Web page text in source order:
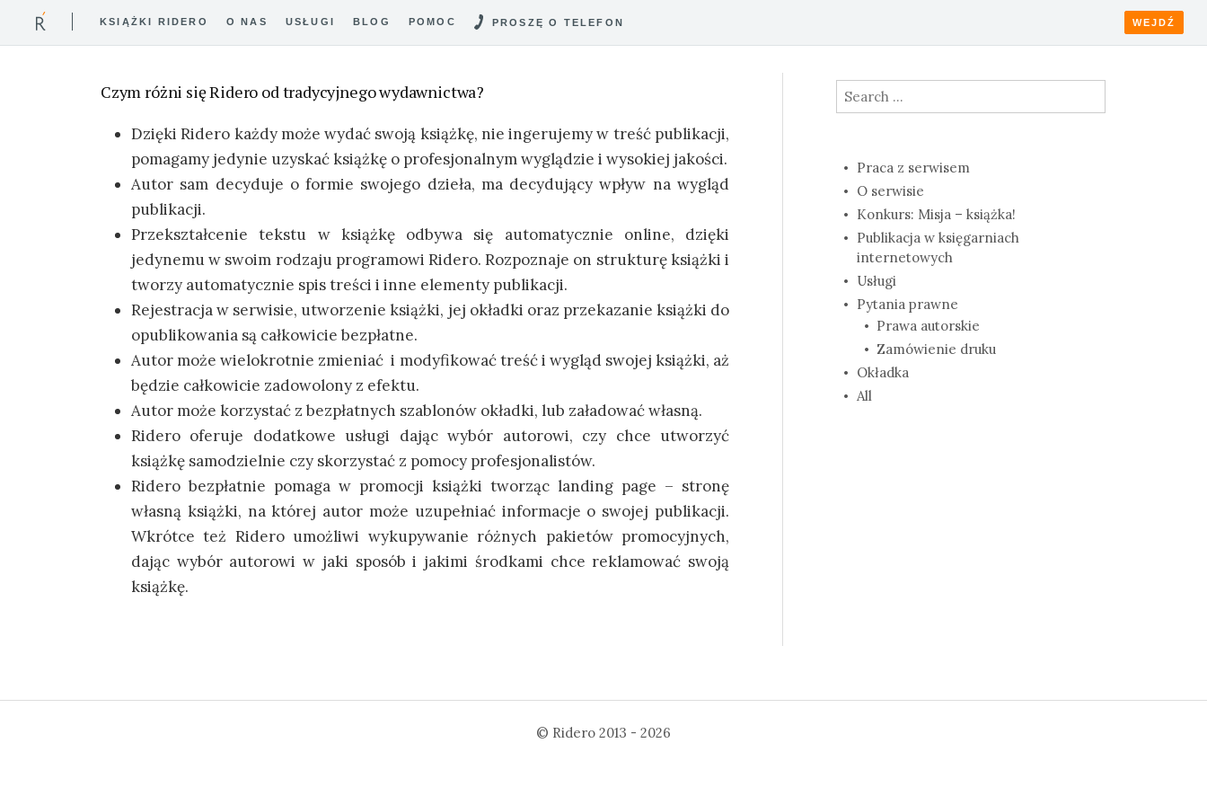
KSIĄŻKI RIDERO O NAS USŁUGI BLOG POMOC PROSZĘ O TELEFON WEJDŹ
Czym różni się Ridero od tradycyjnego wydawnictwa?
Dzięki Ridero każdy może wydać swoją książkę, nie ingerujemy w treść publikacji,
pomagamy jedynie uzyskać książkę o profesjonalnym wyglądzie i wysokiej jakości.
Autor sam decyduje o formie swojego dzieła, ma decydujący wpływ na wygląd
publikacji.
Przekształcenie tekstu w książkę odbywa się automatycznie online, dzięki
jedynemu w swoim rodzaju programowi Ridero. Rozpoznaje on strukturę książki i
tworzy automatycznie spis treści i inne elementy publikacji.
Rejestracja w serwisie, utworzenie książki, jej okładki oraz przekazanie książki do
opublikowania są całkowicie bezpłatne.
Autor może wielokrotnie zmieniać i modyfikować treść i wygląd swojej książki, aż
będzie całkowicie zadowolony z efektu.
Autor może korzystać z bezpłatnych szablonów okładki, lub załadować własną.
Ridero oferuje dodatkowe usługi dając wybór autorowi, czy chce utworzyć
książkę samodzielnie czy skorzystać z pomocy profesjonalistów.
Ridero bezpłatnie pomaga w promocji książki tworząc landing page – stronę
własną książki, na której autor może uzupełniać informacje o swojej publikacji.
Wkrótce też Ridero umożliwi wykupywanie różnych pakietów promocyjnych,
dając wybór autorowi w jaki sposób i jakimi środkami chce reklamować swoją
książkę.
Search
for:
Praca z serwisem
O serwisie
Konkurs: Misja – książka!
Publikacja w księgarniach
internetowych
Usługi
Pytania prawne
Prawa autorskie
Zamówienie druku
Okładka
All
© Ridero 2013 - 2026